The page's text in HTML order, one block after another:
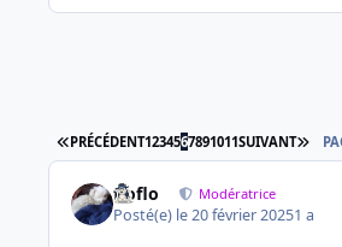
PREMIÈRE PAGE
PRÉCÉDENT1234567891011SUIVANT
floflo Modératrice
Posté(e) le 20 février 20251 a